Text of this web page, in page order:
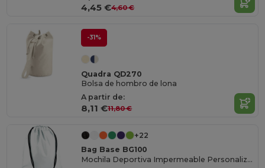
4,45 €4,60 €
-31%
Quadra QD270
Bolsa de hombro de lona
A partir de:
8,11 €11,80 €
+22
Bag Base BG100
Mochila Deportiva Impermeable Personalizable